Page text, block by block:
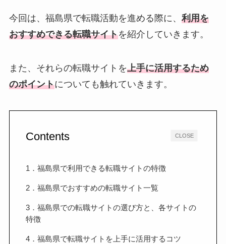
今回は、福島県で転職活動を進める際に、 利用を
おすすめできる転職サイトを紹介していきます。
また、それらの転職サイトを上手に活用するため
のポイントについても触れていきます。
CLOSE
Contents
1．福島県で利用できる転職サイトの特徴
2．福島県でおすすめの転職サイト一覧
3．福島県での転職サイトの選び方と、各サイトの
特徴
4．福島県で転職サイトを上手に活用するコツ